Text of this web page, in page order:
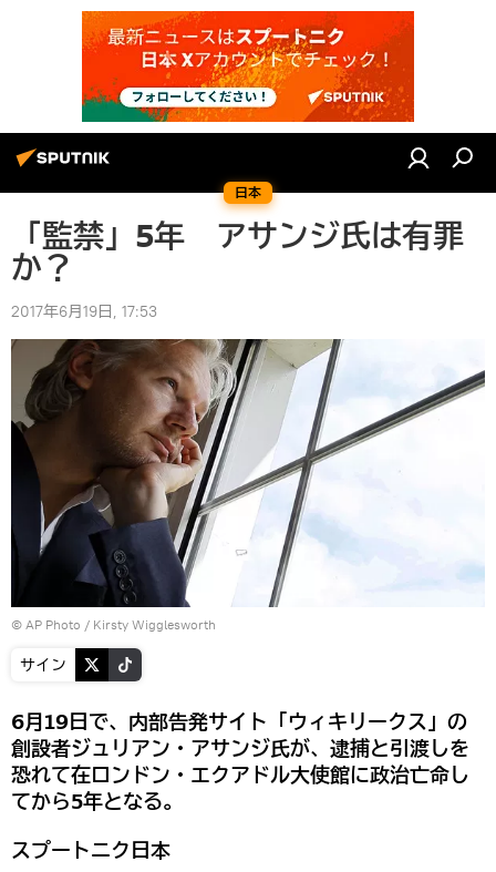
日本
「監禁」5年 アサンジ氏は有罪
か？
2017年6月19日, 17:53
© AP Photo / Kirsty Wigglesworth
サイン
6月19日で、内部告発サイト「ウィキリークス」の
創設者ジュリアン・アサンジ氏が、逮捕と引渡しを
恐れて在ロンドン・エクアドル大使館に政治亡命し
てから5年となる。
スプートニク日本